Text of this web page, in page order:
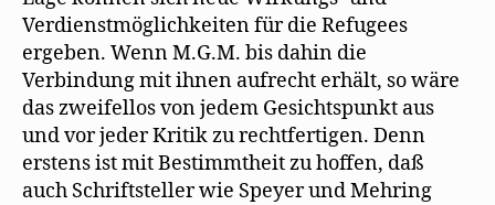
Verdienstmöglichkeiten für die Refugees
ergeben. Wenn M.G.M. bis dahin die
Verbindung mit ihnen aufrecht erhält, so wäre
das zweifellos von jedem Gesichtspunkt aus
und vor jeder Kritik zu rechtfertigen. Denn
erstens ist mit Bestimmtheit zu hoffen, daß
auch Schriftsteller wie Speyer und Mehring